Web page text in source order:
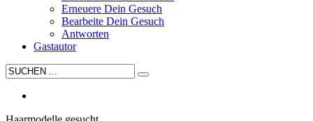
Erneuere Dein Gesuch
Bearbeite Dein Gesuch
Antworten
Gastautor